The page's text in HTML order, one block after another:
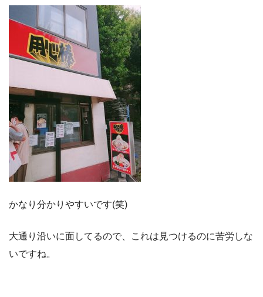
かなり分かりやすいです(笑)
大通り沿いに面してるので、これは見つけるのに苦労しな
いですね。